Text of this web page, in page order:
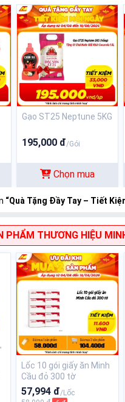
Gạo ST25 Neptune 5KG
195,000 đ/Gói
Chọn mua
“Quà Tặng Đầy Tay – Tiết
PHẨM THƯƠNG HIỆU
Lốc 10 gói giấy ăn Minh
Cầu đỏ 300 tờ
57,994 đ/Lốc